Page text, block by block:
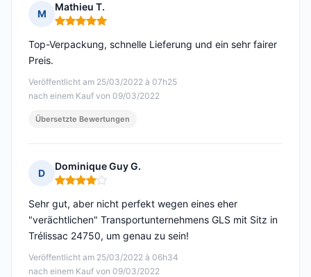
M
Mathieu T.
Hinweis: 5 von 5
Veröffentlicht am 25/03/2022 à 07h25
nach einem Kauf von 09/03/2022
Top-Verpackung, schnelle Lieferung und ein sehr fairer
Preis.
Übersetzte Bewertungen
D
Dominique Guy G.
Hinweis: 4 von 5
Veröffentlicht am 25/03/2022 à 06h34
nach einem Kauf von 09/03/2022
Sehr gut, aber nicht perfekt wegen eines eher
"verächtlichen" Transportunternehmens GLS mit Sitz in
Trélissac 24750, um genau zu sein!